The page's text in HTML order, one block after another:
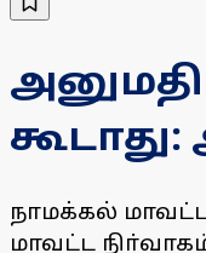
நாமக்கல்
மாவட்ட